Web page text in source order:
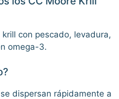
con pescado, levadura,
omega-3.
dispersan rápidamente a